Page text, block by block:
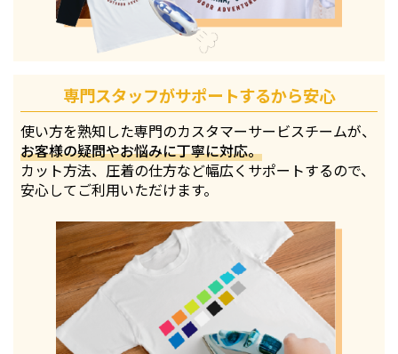
専門スタッフがサポートするから安心
使い方を熟知した専門のカスタマーサービスチームが、
お客様の疑問やお悩みに丁寧に対応。
カット方法、圧着の仕方など幅広くサポートするので、
安心してご利用いただけます。